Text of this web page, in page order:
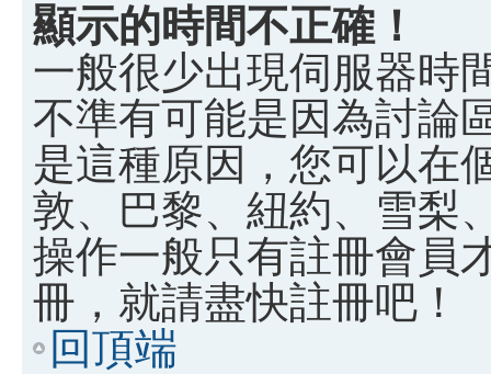
顯示的時間不正確！
一般很少出現伺服器時
不準有可能是因為討論
是這種原因，您可以在
敦、巴黎、紐約、雪梨
操作一般只有註冊會員
冊，就請盡快註冊吧！
回頂端